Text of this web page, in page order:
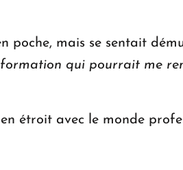
poche, mais se sentait
formation qui pourrait me
étroit avec le monde